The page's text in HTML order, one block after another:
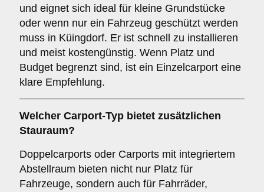
und eignet sich ideal für kleine Grundstücke
oder wenn nur ein Fahrzeug geschützt werden
muss in Küingdorf. Er ist schnell zu installieren
und meist kostengünstig. Wenn Platz und
Budget begrenzt sind, ist ein Einzelcarport eine
klare Empfehlung.
Welcher Carport-Typ bietet zusätzlichen
Stauraum?
Doppelcarports oder Carports mit integriertem
Abstellraum bieten nicht nur Platz für
Fahrzeuge, sondern auch für Fahrräder,